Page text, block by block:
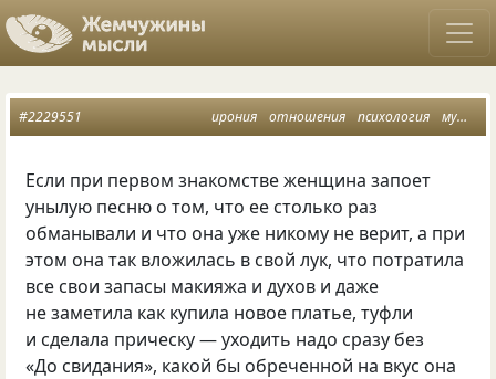
ирония отношения психология мужчина
#2229551
Если при первом знакомстве женщина запоет
унылую песню о том, что ее столько раз
обманывали и что она уже никому не верит, а при
этом она так вложилась в свой лук, что потратила
все свои запасы макияжа и духов и даже
не заметила как купила новое платье, туфли
и сделала прическу — уходить надо сразу без
«До свидания», какой бы обреченной на вкус она